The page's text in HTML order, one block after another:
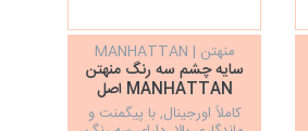
منهتن | MANHATTAN
سایه چشم سه رنگ منهتن
MANHATTAN اصل
کاملاً اورجینال, با پیگمنت و